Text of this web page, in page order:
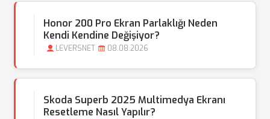
Honor 200 Pro Ekran Parlaklığı Neden
Kendi Kendine Değişiyor?
LEVERSNET 08.08.2026
Skoda Superb 2025 Multimedya Ekranı
Resetleme Nasıl Yapılır?